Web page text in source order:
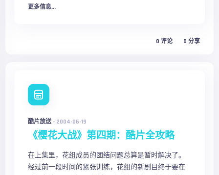
更多信息...
0 评论 0 分享
酷片放送- 2004-06-19
《樱花大战》第四期：酷片全攻略
在上集里，花组成员的团结问题总算是暂时解决了。
经过前一段时间的紧张训练，花组的新剧目终于要在